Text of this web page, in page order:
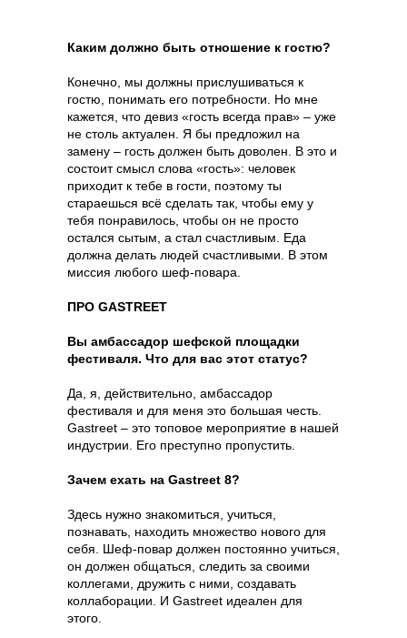
Каким должно быть отношение к гостю?
Конечно, мы должны прислушиваться к
гостю, понимать его потребности. Но мне
кажется, что девиз «гость всегда прав» – уже
не столь актуален. Я бы предложил на
замену – гость должен быть доволен. В это и
состоит смысл слова «гость»: человек
приходит к тебе в гости, поэтому ты
стараешься всё сделать так, чтобы ему у
тебя понравилось, чтобы он не просто
остался сытым, а стал счастливым. Еда
должна делать людей счастливыми. В этом
миссия любого шеф-повара.
ПРО GASTREET
Вы амбассадор шефской площадки
фестиваля. Что для вас этот статус?
Да, я, действительно, амбассадор
фестиваля и для меня это большая честь.
Gastreet – это топовое мероприятие в нашей
индустрии. Его преступно пропустить.
Зачем ехать на Gastreet 8?
Здесь нужно знакомиться, учиться,
познавать, находить множество нового для
себя. Шеф-повар должен постоянно учиться,
он должен общаться, следить за своими
коллегами, дружить с ними, создавать
коллаборации. И Gastreet идеален для
этого.
ул. фадеева, д. 5, кв. 22